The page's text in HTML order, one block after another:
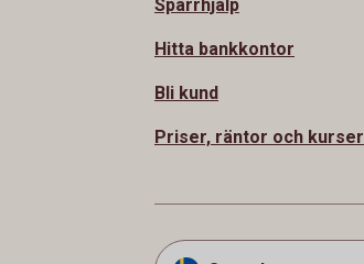
Spärrhjälp
Hitta bankkontor
Bli kund
Priser, räntor och kurser